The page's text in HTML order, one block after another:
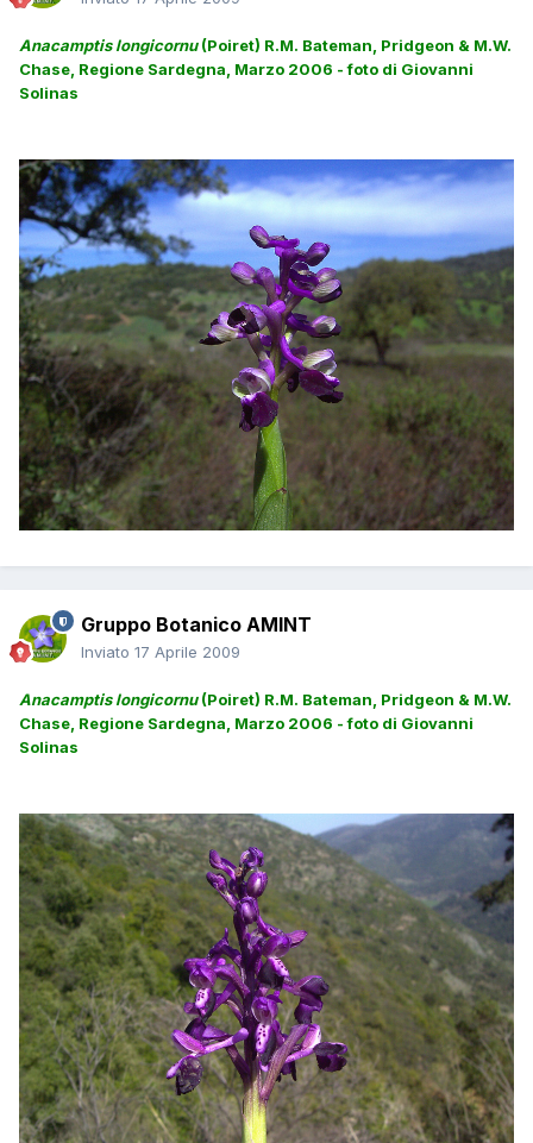
Anacamptis longicornu(Poiret) R.M. Bateman, Pridgeon & M.W.
Chase, Regione Sardegna, Marzo 2006 - foto di Giovanni
Solinas
Gruppo Botanico AMINT
Inviato 17 Aprile 2009
Anacamptis longicornu(Poiret) R.M. Bateman, Pridgeon & M.W.
Chase, Regione Sardegna, Marzo 2006 - foto di Giovanni
Solinas